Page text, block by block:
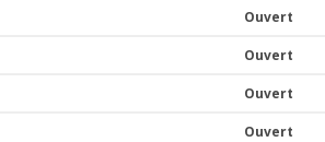
Ouvert
Ouvert
Ouvert
Ouvert